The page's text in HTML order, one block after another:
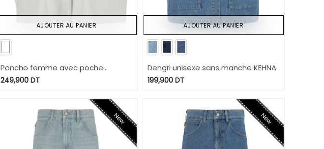
Poncho femme avec poche
plaquée - ZINA 2.0
249,900DT
AJOUTER AU PANIER
Dengri unisexe sans manche KEHNA
199,900DT
AJOUTER AU PANIER
New New